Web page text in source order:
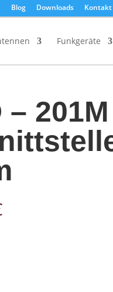
Blog Downloads Kontakt
Funkgeräte
– 201M